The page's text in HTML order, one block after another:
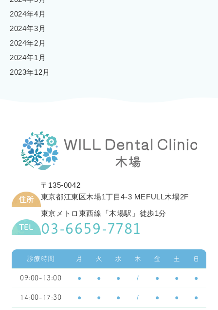
2024年4月
2024年3月
2024年2月
2024年1月
2023年12月
住所
〒135-0042
東京都江東区木場1丁目4-3 MEFULL木場2F
東京メトロ東西線「木場駅」徒歩1分
TEL 03-6659-7781
診療時間 月 火 水 木 金 土 日
09:00-13:00 ● ● ● / ● ● ●
14:00-17:30 ● ● ● / ● ● ●